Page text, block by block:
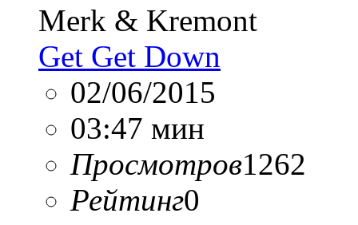
Merk & Kremont
Get Get Down
02/06/2015
03:47 мин
Просмотров1262
Рейтинг0